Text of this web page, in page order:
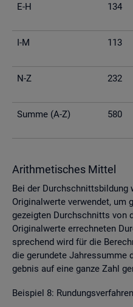
E-H 134
I-M 113
N-Z 232
Summe (A-Z) 580
Arith­me­ti­sches Mit­tel
Bei der Durch­schnitts­bil­dung
Ori­gi­nal­wer­te ver­wen­det, um
ge­zeig­ten Durch­schnitts von
Ori­gi­nal­wer­te er­rech­ne­ten
spre­chend wird für die
die ge­run­de­te Jah­res­sum­me
geb­nis auf eine ganze Zahl
Bei­spiel 8: